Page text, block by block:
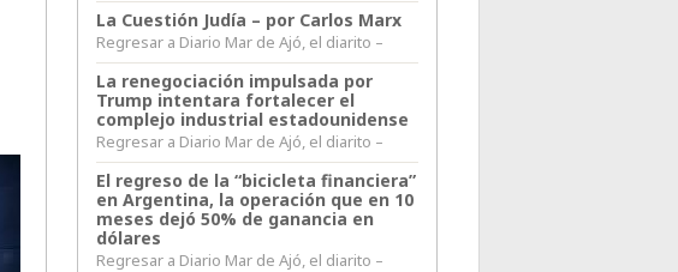
La Cuestión Judía – por Carlos Marx
Regresar a Diario Mar de Ajó, el diarito –
La renegociación impulsada por
Trump intentara fortalecer el
complejo industrial estadounidense
Regresar a Diario Mar de Ajó, el diarito –
El regreso de la “bicicleta financiera”
en Argentina, la operación que en 10
meses dejó 50% de ganancia en
dólares
Regresar a Diario Mar de Ajó, el diarito –